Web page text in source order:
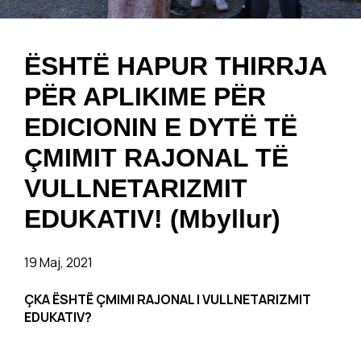
ËSHTË HAPUR THIRRJA
PËR APLIKIME PËR
EDICIONIN E DYTË TË
ÇMIMIT RAJONAL TË
VULLNETARIZMIT
EDUKATIV! (Mbyllur)
19 Maj, 2021
ÇKA ËSHTË ÇMIMI RAJONAL I VULLNETARIZMIT
EDUKATIV?